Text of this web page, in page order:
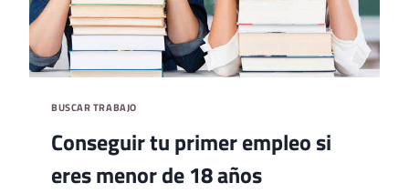
BUSCAR TRABAJO
Conseguir tu primer empleo si
eres menor de 18 años